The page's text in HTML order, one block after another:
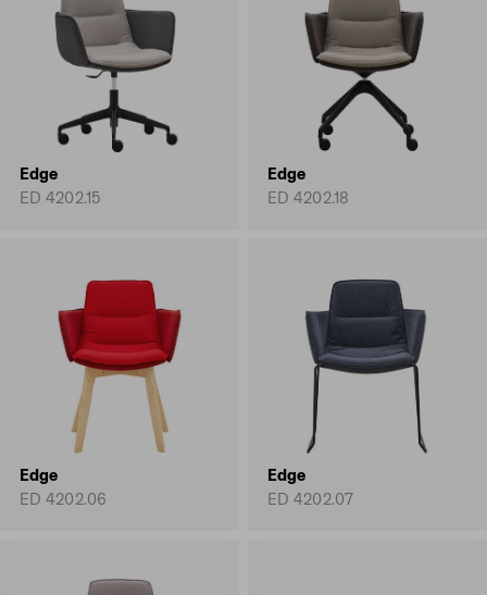
Edge
ED 4202.15
Edge
ED 4202.18
Edge
ED 4202.06
Edge
ED 4202.07